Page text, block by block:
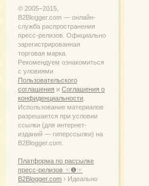
© 2005−2015,
B2Blogger.com — онлайн-
служба распространения
пресс-релизов. Официально
зарегистрированная
торговая марка.
Рекомендуем ознакомиться
с уловиями
Пользовательского
соглашения и Соглашения о
конфиденциальности
Использование материалов
разрешается при условии
ссылки (для интернет-
изданий — гиперссылки) на
B2Blogger.com.
Платформа по рассылке
пресс-релизов ☜❶☞
B2Blogger.com › Идеально